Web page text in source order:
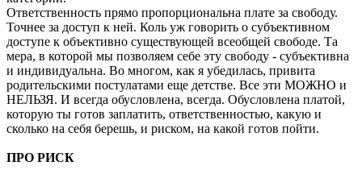
Ответственность прямо пропорциональна плате за свободу.
Точнее за доступ к ней. Коль уж говорить о субъективном
доступе к объективно существующей всеобщей свободе. Та
мера, в которой мы позволяем себе эту свободу - субъективна
и индивидуальна. Во многом, как я убедилась, привита
родительскими постулатами еще детстве. Все эти МОЖНО и
НЕЛЬЗЯ. И всегда обусловлена, всегда. Обусловлена платой,
которую ты готов заплатить, ответственностью, какую и
сколько на себя берешь, и риском, на какой готов пойти.
ПРО РИСК